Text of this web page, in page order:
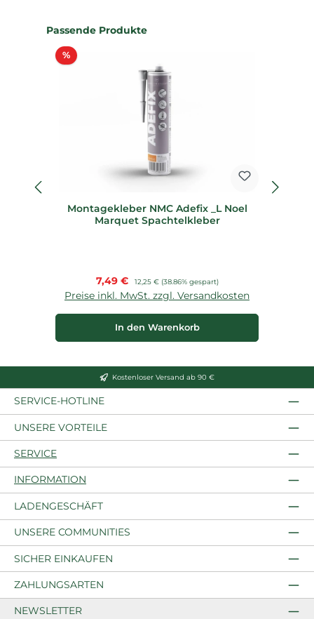
Produktgalerie überspringen
Passende Produkte
%Rabatt
Montagekleber NMC Adefix _L Noel
Marquet Spachtelkleber
Verkaufspreis:
7,49 € Regulärer Preis:
12,25 € (38.86% gespart)
Preise inkl. MwSt. zzgl. Versandkosten
In den Warenkorb
Kostenloser Versand ab 90 €
SERVICE-HOTLINE
UNSERE VORTEILE
SERVICE
INFORMATION
LADENGESCHÄFT
UNSERE COMMUNITIES
SICHER EINKAUFEN
ZAHLUNGSARTEN
NEWSLETTER